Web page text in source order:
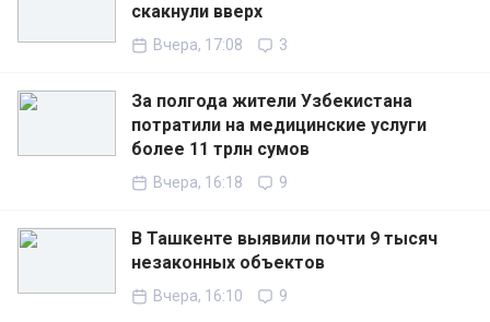
скакнули вверх
Вчера, 17:08 3
За полгода жители Узбекистана
потратили на медицинские услуги
более 11 трлн сумов
Вчера, 16:18 9
В Ташкенте выявили почти 9 тысяч
незаконных объектов
Вчера, 16:10 9